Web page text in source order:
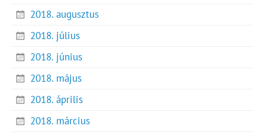
2018. augusztus
2018. július
2018. június
2018. május
2018. április
2018. március